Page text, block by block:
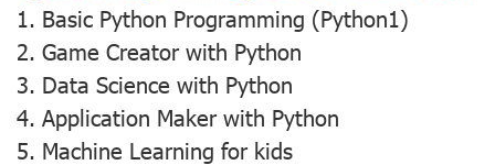
1. Basic Python Programming (Python1)
2. Game Creator with Python
3. Data Science with Python
4. Application Maker with Python
5. Machine Learning for kids